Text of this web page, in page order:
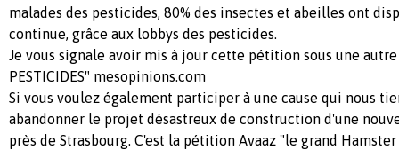
malades des pesticides, 80% des insectes et abeilles ont
continue, grâce aux lobbys des pesticides.
Je vous signale avoir mis à jour cette pétition sous une
PESTICIDES" mesopinions.com
Si vous voulez également participer à une cause qui nous
abandonner le projet désastreux de construction d'une
près de Strasbourg. C'est la pétition Avaaz "le grand